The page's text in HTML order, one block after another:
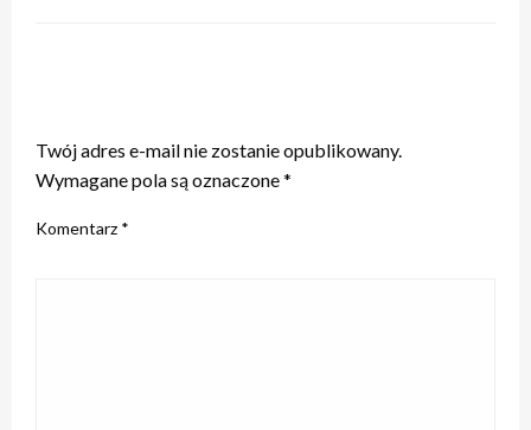
Twój adres e-mail nie zostanie opublikowany.
Wymagane pola są oznaczone*
Komentarz *